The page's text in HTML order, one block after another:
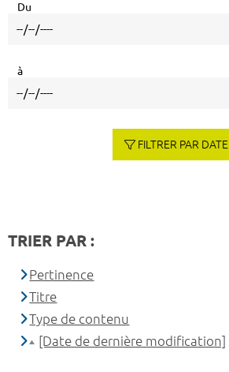
Du
à
FILTRER PAR DATE
TRIER PAR :
Pertinence
Titre
Type de contenu
[Date de dernière modification]